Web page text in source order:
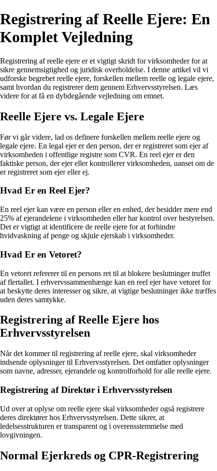
Registrering af Reelle Ejere: En
Komplet Vejledning
Registrering af reelle ejere er et vigtigt skridt for virksomheder for at
sikre gennemsigtighed og juridisk overholdelse. I denne artikel vil vi
udforske begrebet reelle ejere, forskellen mellem reelle og legale ejere,
samt hvordan du registrerer dem gennem Erhvervsstyrelsen. Læs
videre for at få en dybdegående vejledning om emnet.
Reelle Ejere vs. Legale Ejere
Før vi går videre, lad os definere forskellen mellem reelle ejere og
legale ejere. En legal ejer er den person, der er registreret som ejer af
virksomheden i offentlige registre som CVR. En reel ejer er den
faktiske person, der ejer eller kontrollerer virksomheden, uanset om de
er registreret som ejer eller ej.
Hvad Er en Reel Ejer?
En reel ejer kan være en person eller en enhed, der besidder mere end
25% af ejerandelene i virksomheden eller har kontrol over bestyrelsen.
Det er vigtigt at identificere de reelle ejere for at forhindre
hvidvaskning af penge og skjule ejerskab i virksomheder.
Hvad Er en Vetoret?
En vetoret refererer til en persons ret til at blokere beslutninger truffet
af flertallet. I erhvervssammenhænge kan en reel ejer have vetoret for
at beskytte deres interesser og sikre, at vigtige beslutninger ikke træffes
uden deres samtykke.
Registrering af Reelle Ejere hos
Erhvervsstyrelsen
Når det kommer til registrering af reelle ejere, skal virksomheder
indsende oplysninger til Erhvervsstyrelsen. Det omfatter oplysninger
som navne, adresser, ejerandele og kontrolforhold for alle reelle ejere.
Registrering af Direktør i Erhvervsstyrelsen
Ud over at oplyse om reelle ejere skal virksomheder også registrere
deres direktører hos Erhvervsstyrelsen. Dette sikrer, at
ledelsesstrukturen er transparent og i overensstemmelse med
lovgivningen.
Normal Ejerkreds og CPR-Registrering